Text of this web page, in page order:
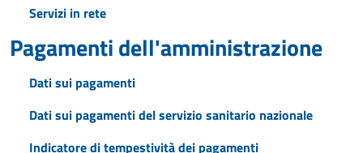
Servizi in rete
Pagamenti dell'amministrazione
Dati sui pagamenti
Dati sui pagamenti del servizio sanitario nazionale
Indicatore di tempestività dei pagamenti